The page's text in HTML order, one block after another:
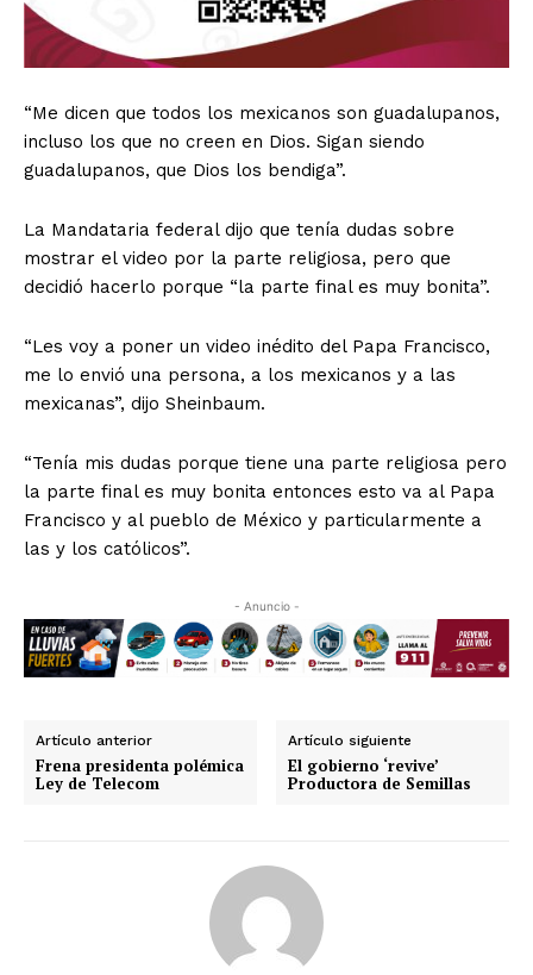
“Me dicen que todos los mexicanos son guadalupanos,
incluso los que no creen en Dios. Sigan siendo
guadalupanos, que Dios los bendiga”.
La Mandataria federal dijo que tenía dudas sobre
mostrar el video por la parte religiosa, pero que
decidió hacerlo porque “la parte final es muy bonita”.
“Les voy a poner un video inédito del Papa Francisco,
me lo envió una persona, a los mexicanos y a las
mexicanas”, dijo Sheinbaum.
“Tenía mis dudas porque tiene una parte religiosa pero
la parte final es muy bonita entonces esto va al Papa
Francisco y al pueblo de México y particularmente a
las y los católicos”.
- Anuncio -
Artículo anterior
Frena presidenta polémica
Ley de Telecom
Artículo siguiente
El gobierno ‘revive’
Productora de Semillas